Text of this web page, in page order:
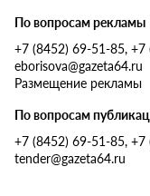
По вопросам рекламы
+7 (8452) 69-51-85,
eborisova@gazeta64.ru
Размещение рекламы
По вопросам
+7 (8452) 69-51-85,
tender@gazeta64.ru